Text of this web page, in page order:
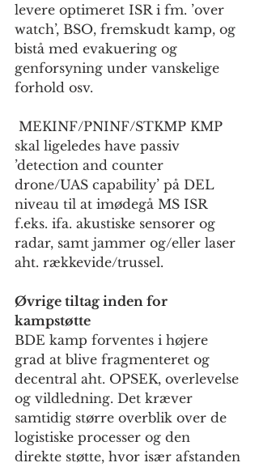
levere optimeret ISR i fm. ’over
watch’, BSO, fremskudt kamp, og
bistå med evakuering og
genforsyning under vanskelige
forhold osv.
skal ligeledes have passiv
’detection and counter
drone/UAS capability’ på DEL
niveau til at imødegå MS ISR
f.eks. ifa. akustiske sensorer og
radar, samt jammer og/eller laser
aht. rækkevide/trussel.
Øvrige tiltag inden for
kampstøtte
BDE kamp forventes i højere
grad at blive fragmenteret og
decentral aht. OPSEK, overlevelse
og vildledning. Det kræver
samtidig større overblik over de
logistiske processer og den
direkte støtte, hvor især afstanden